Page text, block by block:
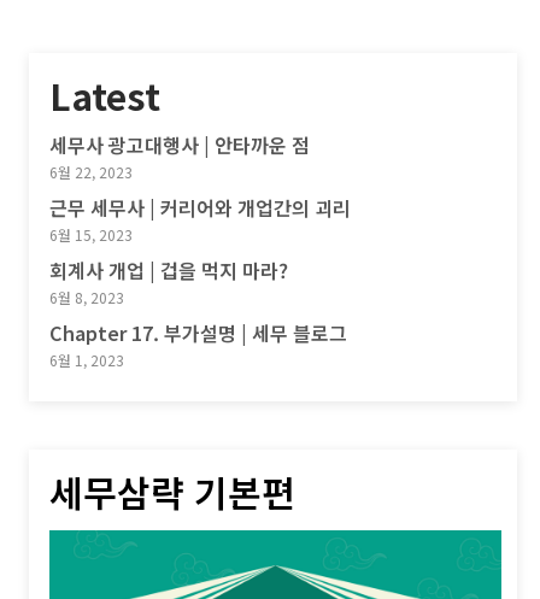
Latest
세무사 광고대행사 | 안타까운 점
6월 22, 2023
근무 세무사 | 커리어와 개업간의 괴리
6월 15, 2023
회계사 개업 | 겁을 먹지 마라?
6월 8, 2023
Chapter 17. 부가설명 | 세무 블로그
6월 1, 2023
세무삼략 기본편